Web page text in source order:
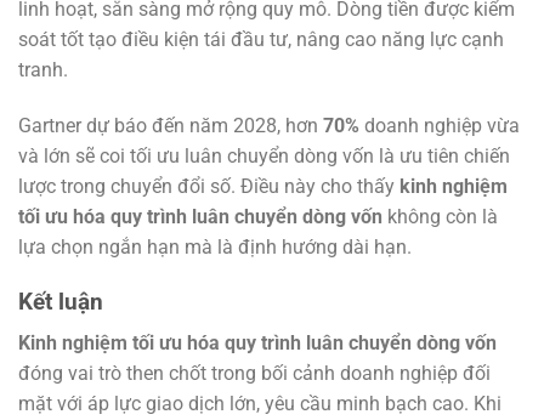
linh hoạt, sẵn sàng mở rộng quy mô. Dòng tiền được kiểm
soát tốt tạo điều kiện tái đầu tư, nâng cao năng lực cạnh
tranh.
Gartner dự báo đến năm 2028, hơn 70% doanh nghiệp vừa
và lớn sẽ coi tối ưu luân chuyển dòng vốn là ưu tiên chiến
lược trong chuyển đổi số. Điều này cho thấy kinh nghiệm
tối ưu hóa quy trình luân chuyển dòng vốn không còn là
lựa chọn ngắn hạn mà là định hướng dài hạn.
Kết luận
Kinh nghiệm tối ưu hóa quy trình luân chuyển dòng vốn
đóng vai trò then chốt trong bối cảnh doanh nghiệp đối
mặt với áp lực giao dịch lớn, yêu cầu minh bạch cao. Khi